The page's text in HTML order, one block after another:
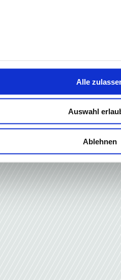
Alle
Auswahl
Ablehnen